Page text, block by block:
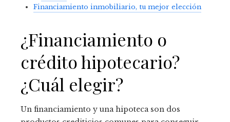
Financiamiento inmobiliario, tu mejor elección
¿Financiamiento o
crédito hipotecario?
¿Cuál elegir?
Un financiamiento y una hipoteca son dos